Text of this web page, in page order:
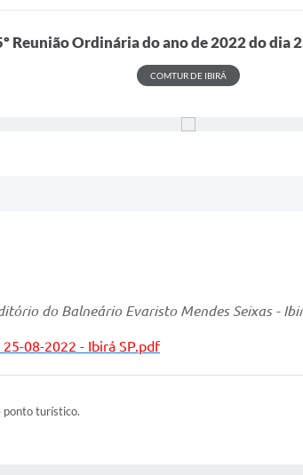
Reunião Ordinária do ano de 2022 do dia
COMTUR DE IBIRÁ
do Balneário Evaristo Mendes Seixas -
08-2022 - Ibirá SP.pdf
ponto turístico.